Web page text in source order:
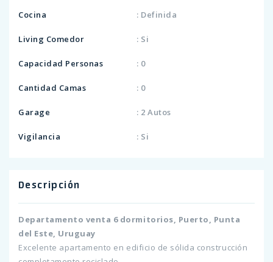
Cocina : Definida
Living Comedor : Si
Capacidad Personas : 0
Cantidad Camas : 0
Garage : 2 Autos
Vigilancia : Si
Descripción
Departamento venta 6 dormitorios, Puerto, Punta
del Este, Uruguay
Excelente apartamento en edificio de sólida construcción